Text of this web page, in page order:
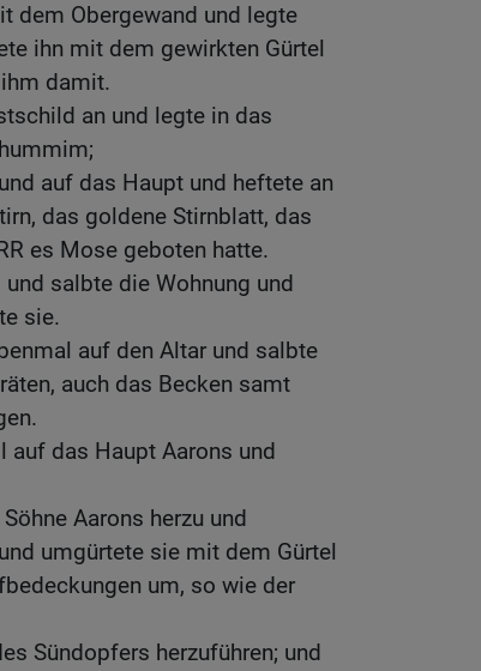
dem Obergewand und legte
ihn mit dem gewirkten Gürtel
damit.
an und legte in das
auf das Haupt und heftete an
das goldene Stirnblatt, das
es Mose geboten hatte.
salbte die Wohnung und
sie.
auf den Altar und salbte
auch das Becken samt
auf das Haupt Aarons und
Aarons herzu und
umgürtete sie mit dem Gürtel
um, so wie der
Sündopfers herzuführen; und